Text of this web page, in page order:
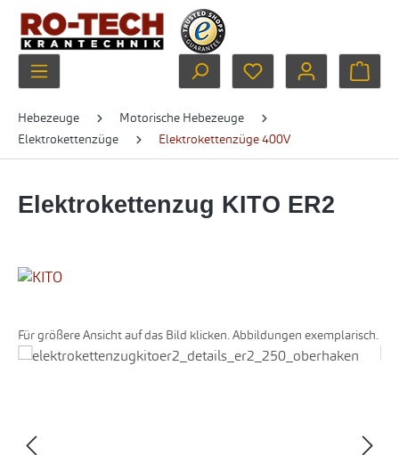
Zum Hauptinhalt springen
Du hast 0 Produkte
Hebezeuge
Motorische Hebezeuge
Elektrokettenzüge
Elektrokettenzüge 400V
Elektrokettenzug KITO ER2
Für größere Ansicht auf das Bild klicken. Abbildungen exemplarisch.
Bildergalerie überspringen